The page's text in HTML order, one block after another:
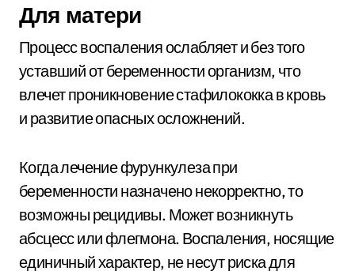
Для матери
Процесс воспаления ослабляет и без того
уставший от беременности организм, что
влечет проникновение стафилококка в кровь
и развитие опасных осложнений.
Когда лечение фурункулеза при
беременности назначено некорректно, то
возможны рецидивы. Может возникнуть
абсцесс или флегмона. Воспаления, носящие
единичный характер, не несут риска для